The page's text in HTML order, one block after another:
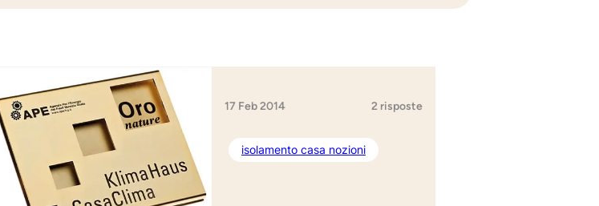
17 Feb 2014 2 risposte
isolamento casa nozioni